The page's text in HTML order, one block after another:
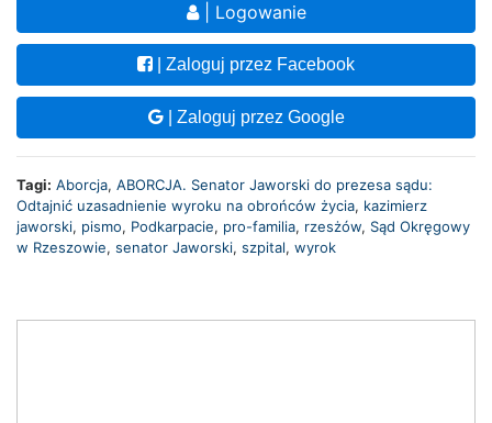
| Logowanie
| Zaloguj przez Facebook
| Zaloguj przez Google
Tagi: Aborcja, ABORCJA. Senator Jaworski do prezesa sądu:
Odtajnić uzasadnienie wyroku na obrońców życia, kazimierz
jaworski, pismo, Podkarpacie, pro-familia, rzesżów, Sąd Okręgowy
w Rzeszowie, senator Jaworski, szpital, wyrok